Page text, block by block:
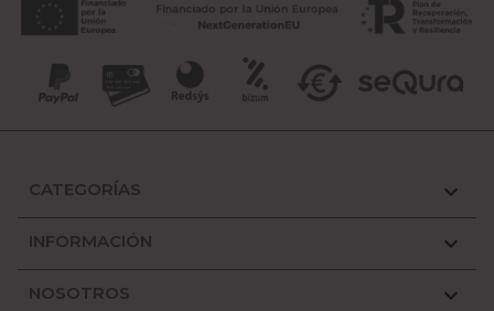
CATEGORÍAS 
INFORMACIÓN 
NOSOTROS 